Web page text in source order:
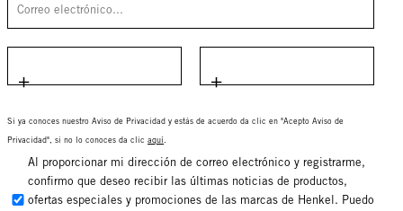
Si ya conoces nuestro Aviso de Privacidad y estás de acuerdo da clic en "Acepto Aviso de
Privacidad", si no lo conoces da clic aquí
Al proporcionar mi dirección de correo electrónico y registrarme,
confirmo que deseo recibir las últimas noticias de productos,
ofertas especiales y promociones de las marcas de Henkel. Puedo